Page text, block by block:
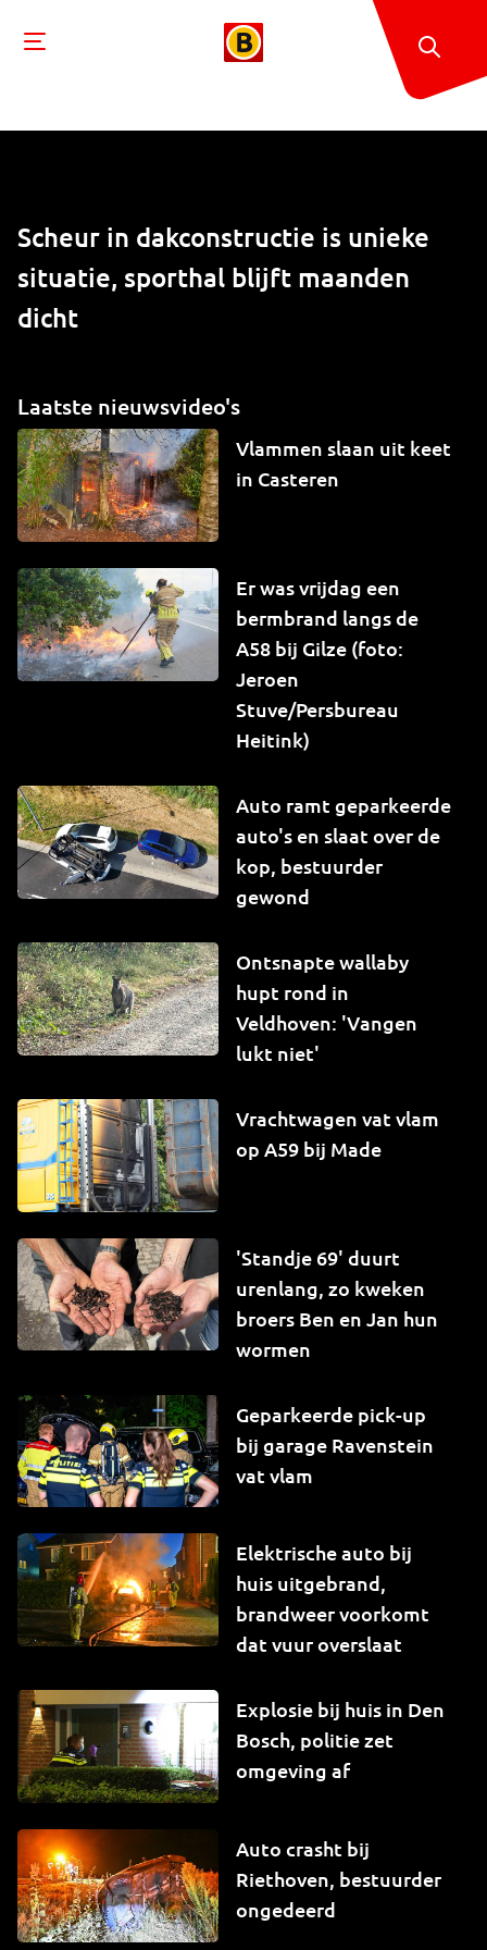
Scheur in dakconstructie is unieke
situatie, sporthal blijft maanden
dicht
Laatste nieuwsvideo's
Vlammen slaan uit keet
in Casteren
Er was vrijdag een
bermbrand langs de
A58 bij Gilze (foto:
Jeroen
Stuve/Persbureau
Heitink)
Auto ramt geparkeerde
auto's en slaat over de
kop, bestuurder
gewond
Ontsnapte wallaby
hupt rond in
Veldhoven: 'Vangen
lukt niet'
Vrachtwagen vat vlam
op A59 bij Made
'Standje 69' duurt
urenlang, zo kweken
broers Ben en Jan hun
wormen
Geparkeerde pick-up
bij garage Ravenstein
vat vlam
Elektrische auto bij
huis uitgebrand,
brandweer voorkomt
dat vuur overslaat
Explosie bij huis in Den
Bosch, politie zet
omgeving af
Auto crasht bij
Riethoven, bestuurder
ongedeerd